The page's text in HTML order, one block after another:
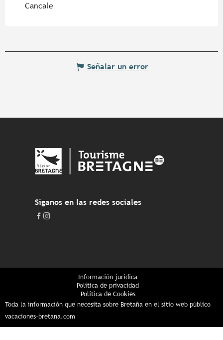
Cancale
Señalar un error
Síganos en las redes sociales
Información jurídica
Política de privacidad
Política de Cookies
Toda la información que necesita sobre Bretaña en el sitio web público
vacaciones-bretana.com